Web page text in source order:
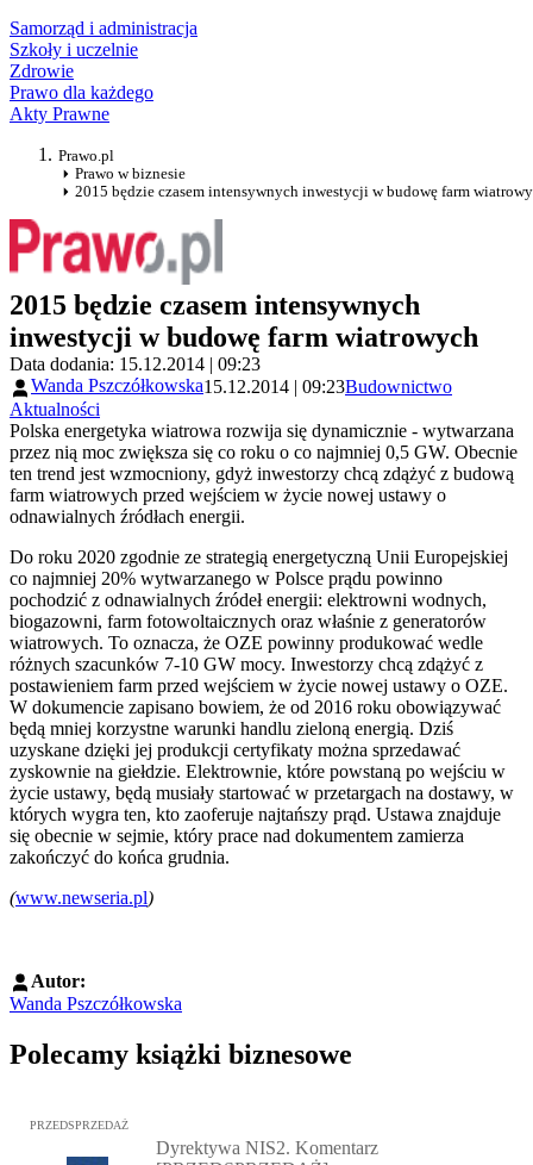
Samorząd i administracja
Szkoły i uczelnie
Zdrowie
Prawo dla każdego
Akty Prawne
Prawo.pl
Prawo w biznesie
2015 będzie czasem intensywnych inwestycji w budowę farm
2015 będzie czasem intensywnych
inwestycji w budowę farm wiatrowych
Data dodania: 15.12.2014 | 09:23
Wanda Pszczółkowska15.12.2014 | 09:23Budownictwo
Aktualności
Polska energetyka wiatrowa rozwija się dynamicznie - wytwarzana
przez nią moc zwiększa się co roku o co najmniej 0,5 GW. Obecnie
ten trend jest wzmocniony, gdyż inwestorzy chcą zdążyć z budową
farm wiatrowych przed wejściem w życie nowej ustawy o
odnawialnych źródłach energii.
Do roku 2020 zgodnie ze strategią energetyczną Unii Europejskiej
co najmniej 20% wytwarzanego w Polsce prądu powinno
pochodzić z odnawialnych źródeł energii: elektrowni wodnych,
biogazowni, farm fotowoltaicznych oraz właśnie z generatorów
wiatrowych. To oznacza, że OZE powinny produkować wedle
różnych szacunków 7-10 GW mocy. Inwestorzy chcą zdążyć z
postawieniem farm przed wejściem w życie nowej ustawy o OZE.
W dokumencie zapisano bowiem, że od 2016 roku obowiązywać
będą mniej korzystne warunki handlu zieloną energią. Dziś
uzyskane dzięki jej produkcji certyfikaty można sprzedawać
zyskownie na giełdzie. Elektrownie, które powstaną po wejściu w
życie ustawy, będą musiały startować w przetargach na dostawy, w
których wygra ten, kto zaoferuje najtańszy prąd. Ustawa znajduje
się obecnie w sejmie, który prace nad dokumentem zamierza
zakończyć do końca grudnia.
(www.newseria.pl)
Autor:
Wanda Pszczółkowska
Polecamy książki biznesowe
Przejdź do: Dyrektywa NIS2. Komentarz [PRZEDSPRZEDAŻ],
PRZEDSPRZEDAŻ
Dyrektywa NIS2. Komentarz